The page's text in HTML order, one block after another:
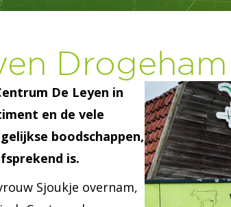
Drogeham
De Leyen in
en de vele
boodschappen,
is.
Sjoukje overnam,